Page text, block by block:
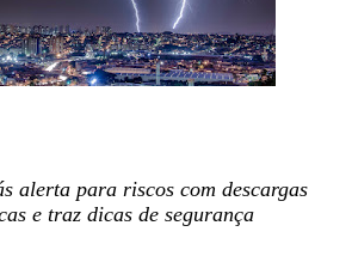
alerta para riscos com descargas
e traz dicas de segurança